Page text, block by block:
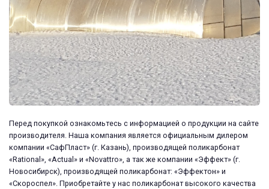
Перед покупкой ознакомьтесь с информацией о продукции на сайте
производителя. Наша компания является официальным дилером
компании «СафПласт» (г. Казань), производящей поликарбонат
«Rational», «Actual» и «Novattro», а так же компании «Эффект» (г.
Новосибирск), производящей поликарбонат: «Эффектон» и
«Скороспел». Приобретайте у нас поликарбонат высокого качества